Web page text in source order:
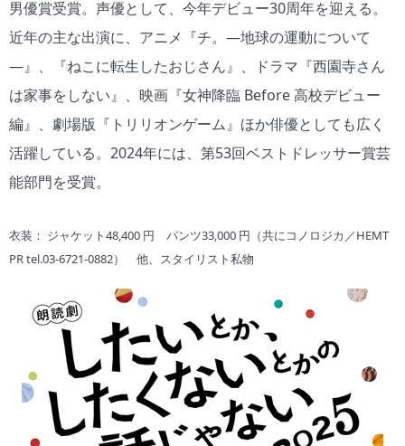
男優賞受賞。声優として、今年デビュー30周年を迎える。
近年の主な出演に、アニメ『チ。―地球の運動について
―』、『ねこに転生したおじさん』、ドラマ『西園寺さん
は家事をしない』、映画『女神降臨 Before 高校デビュー
編』、劇場版『トリリオンゲーム』ほか俳優としても広く
活躍している。2024年には、第53回ベストドレッサー賞芸
能部門を受賞。
衣装： ジャケット48,400 円 パンツ33,000 円（共にコノロジカ／HEMT
PR tel.03-6721-0882） 他、スタイリスト私物